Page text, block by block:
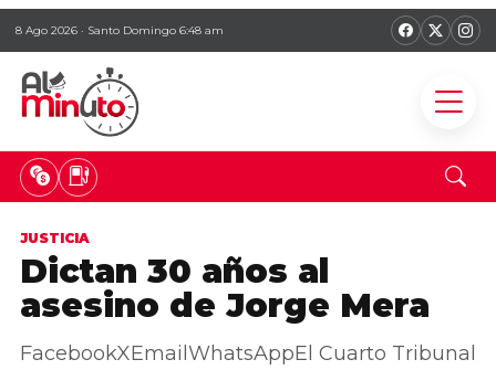
8 Ago 2026 · Santo Domingo 6:48 am
JUSTICIA
Dictan 30 años al
asesino de Jorge Mera
FacebookXEmailWhatsAppEl Cuarto Tribunal